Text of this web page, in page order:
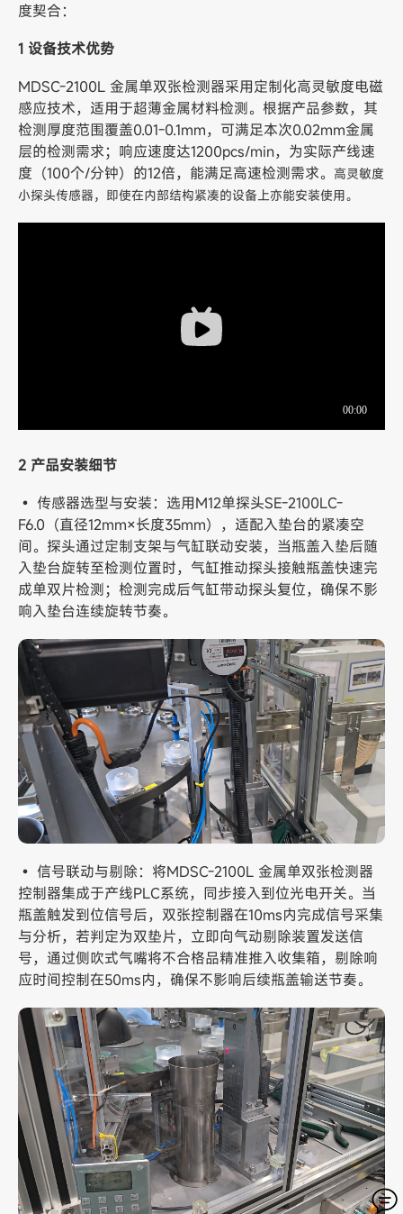
度契合：
1 设备技术优势
MDSC-2100L 金属单双张检测器采用定制化高灵敏度电磁
感应技术，适用于超薄金属材料检测。根据产品参数，其
检测厚度范围覆盖0.01-0.1mm，可满足本次0.02mm金属
层的检测需求；响应速度达1200pcs/min，为实际产线速
度（100个/分钟）的12倍，能满足高速检测需求。 高灵敏度
小探头传感器，即使在内部结构紧凑的设备上亦能安装使用。
2 产品安装细节
• 传感器选型与安装：选用M12单探头SE-2100LC-
F6.0（直径12mm×长度35mm），适配入垫台的紧凑空
间。探头通过定制支架与气缸联动安装，当瓶盖入垫后随
入垫台旋转至检测位置时，气缸推动探头接触瓶盖快速完
成单双片检测；检测完成后气缸带动探头复位，确保不影
响入垫台连续旋转节奏。
• 信号联动与剔除：将MDSC-2100L 金属单双张检测器
控制器集成于产线PLC系统，同步接入到位光电开关。当
瓶盖触发到位信号后，双张控制器在10ms内完成信号采集
与分析，若判定为双垫片，立即向气动剔除装置发送信
号，通过侧吹式气嘴将不合格品精准推入收集箱，剔除响
应时间控制在50ms内，确保不影响后续瓶盖输送节奏。